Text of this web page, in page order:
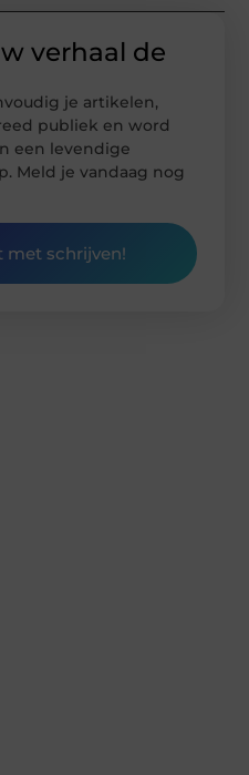
verhaal de
je artikelen,
publiek en word
een levendige
Meld je vandaag nog
met schrijven!